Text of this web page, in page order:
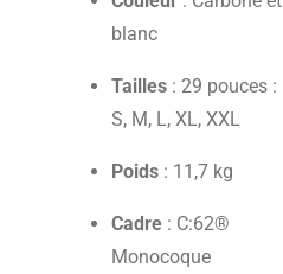
blanc
Tailles : 29 pouces :
S, M, L, XL, XXL
Poids : 11,7 kg
Cadre : C:62®
Monocoque